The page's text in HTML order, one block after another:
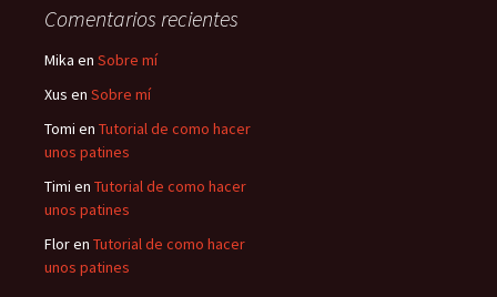
Comentarios recientes
Mika en Sobre mí
Xus en Sobre mí
Tomi en Tutorial de como hacer
unos patines
Timi en Tutorial de como hacer
unos patines
Floren Tutorial de como hacer
unos patines